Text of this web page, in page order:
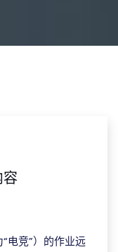
电竞”）的作业远